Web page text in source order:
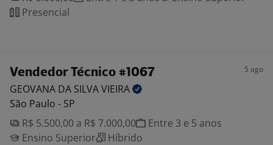
Presencial
Vendedor Técnico #1067 5 ago
GEOVANA DA SILVAVIEIRA
São Paulo - SP
R$ 5.500,00 a R$ 7.000,00
Entre 3 e 5 anos
Ensino Superior
Híbrido